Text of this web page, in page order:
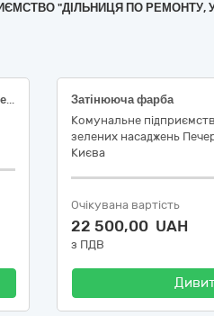
"ДІЛЬНИЦЯ ПО
Закупівля фарби згідно специфікації по Ліцею №2 Шепетівської міської ради Хме6льницької області
Затінююча фарба
Комунальне
зелених насаджень
Києва
Очікувана вартість
22 500,00 UAH
з ПДВ